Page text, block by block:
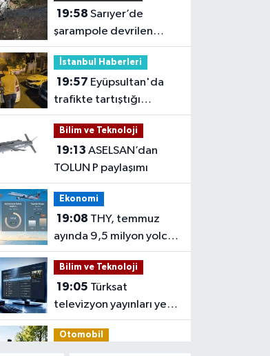
19:58
şarampole devrilen
hafriyat kamyonunun
şoförü yaralandı
İstanbul Haberleri
19:57
trafikte tartıştığı
sürücünün önünü kesip
tehdit eden saldırgana
180 bin lira ceza
Bilim ve Teknoloji
19:13
TOLUN P paylaşımı
Ekonomi
19:08
ayında 9,5 milyon yolcu
taşıdı
Bilim ve Teknoloji
19:05
televizyon yayınları yeni
nesil uydulara taşınıyor
Otomobil